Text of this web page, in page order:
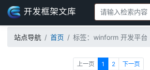
开发框架文库
站点导航 首页 标签：winform 开发平台
上一页 1 2 下一页